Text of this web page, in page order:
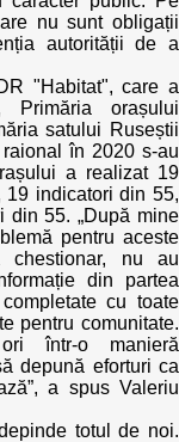
nu sunt obligații
autorității de a
"Habitat", care a
Primăria orașului
satului Ruseștii
în 2020 s-au
a realizat 19
19 indicatori din 55,
din 55. „După mine
pentru aceste
nu au
din partea
cu toate
pentru comunitate.
într-o manieră
depună eforturi ca
a spus Valeriu
totul de noi.